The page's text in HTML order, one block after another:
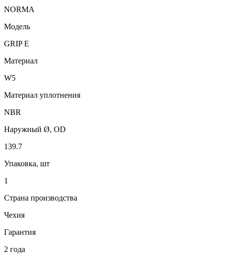
NORMA
Модель
GRIP E
Материал
W5
Материал уплотнения
NBR
Наружный Ø, OD
139.7
Упаковка, шт
1
Страна производства
Чехия
Гарантия
2 года